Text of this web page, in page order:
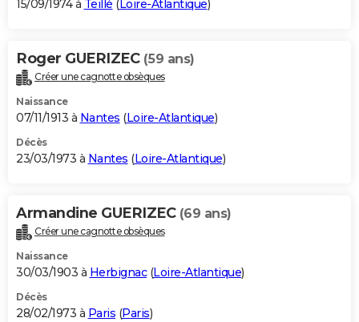
15/09/1974 à Teillé (Loire-Atlantique)
Roger GUERIZEC (59 ans)
Créer une cagnotte obsèques
Naissance
07/11/1913 à Nantes (Loire-Atlantique)
Décès
23/03/1973 à Nantes (Loire-Atlantique)
Armandine GUERIZEC (69 ans)
Créer une cagnotte obsèques
Naissance
30/03/1903 à Herbignac(Loire-Atlantique)
Décès
28/02/1973 à Paris (Paris)